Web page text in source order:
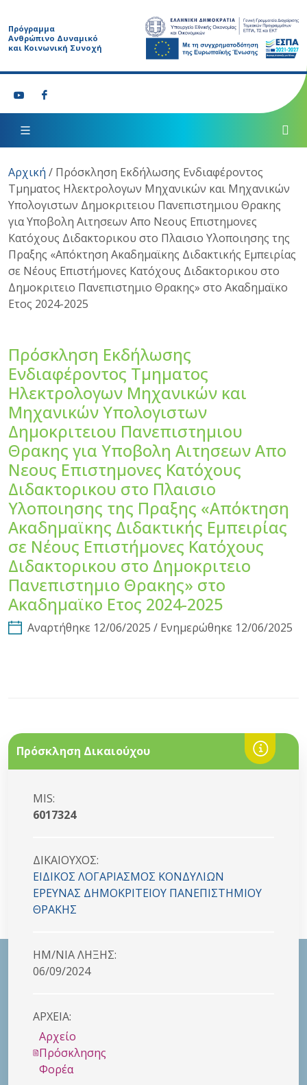
Πρόγραμμα
Ανθρώπινο Δυναμικό
και Κοινωνική Συνοχή
Αρχική / Πρόσκληση Εκδήλωσης Ενδιαφέροντος
Τμηματος Ηλεκτρολογων Μηχανικών και Μηχανικών
Υπολογιστων Δημοκριτειου Πανεπιστημιου Θρακης
για Υποβολη Αιτησεων Απο Νεους Επιστημονες
Κατόχους Διδακτορικου στο Πλαισιο Υλοποιησης της
Πραξης «Απόκτηση Ακαδημαϊκης Διδακτικής Εμπειρίας
σε Νέους Επιστήμονες Κατόχους Διδακτορικου στο
Δημοκριτειο Πανεπιστημιο Θρακης» στο Ακαδημαϊκο
Ετος 2024-2025
Πρόσκληση Εκδήλωσης
Ενδιαφέροντος Τμηματος
Ηλεκτρολογων Μηχανικών και
Μηχανικών Υπολογιστων
Δημοκριτειου Πανεπιστημιου
Θρακης για Υποβολη Αιτησεων Απο
Νεους Επιστημονες Κατόχους
Διδακτορικου στο Πλαισιο
Υλοποιησης της Πραξης «Απόκτηση
Ακαδημαϊκης Διδακτικής Εμπειρίας
σε Νέους Επιστήμονες Κατόχους
Διδακτορικου στο Δημοκριτειο
Πανεπιστημιο Θρακης» στο
Ακαδημαϊκο Ετος 2024-2025
Αναρτήθηκε 12/06/2025 / Ενημερώθηκε 12/06/2025
Πρόσκληση Δικαιούχου
MIS:
6017324
ΔΙΚΑΙΟYΧΟΣ:
ΕΙΔΙΚΟΣ ΛΟΓΑΡΙΑΣΜΟΣ ΚΟΝΔΥΛΙΩΝ
ΕΡΕΥΝΑΣ ΔΗΜΟΚΡΙΤΕΙΟΥ ΠΑΝΕΠΙΣΤΗΜΙΟΥ
ΘΡΑΚΗΣ
HM/NIA ΛΗΞΗΣ:
06/09/2024
ΑΡΧΕΙΑ:
Αρχείο
Πρόσκλησης
Φορέα